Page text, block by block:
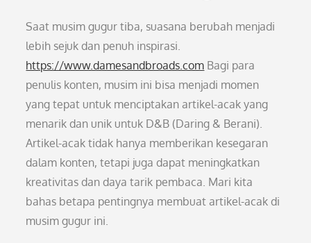
Saat musim gugur tiba, suasana berubah menjadi
lebih sejuk dan penuh inspirasi.
https://www.damesandbroads.com Bagi para
penulis konten, musim ini bisa menjadi momen
yang tepat untuk menciptakan artikel-acak yang
menarik dan unik untuk D&B (Daring & Berani).
Artikel-acak tidak hanya memberikan kesegaran
dalam konten, tetapi juga dapat meningkatkan
kreativitas dan daya tarik pembaca. Mari kita
bahas betapa pentingnya membuat artikel-acak di
musim gugur ini.